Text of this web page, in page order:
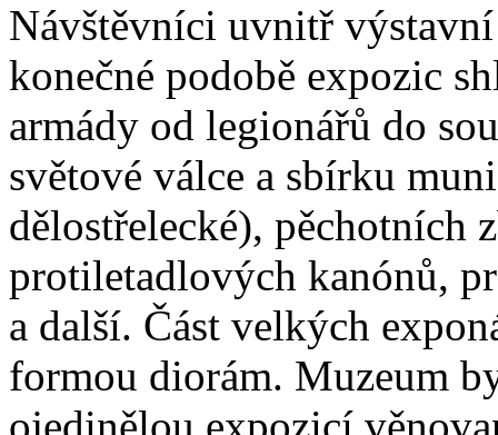
Návštěvníci uvnitř
konečné podobě expozic
armády od legionářů do
světové válce a sbírku
dělostřelecké), pěchotních
protiletadlových kanónů,
a další. Část velkých
formou diorám. Muzeum